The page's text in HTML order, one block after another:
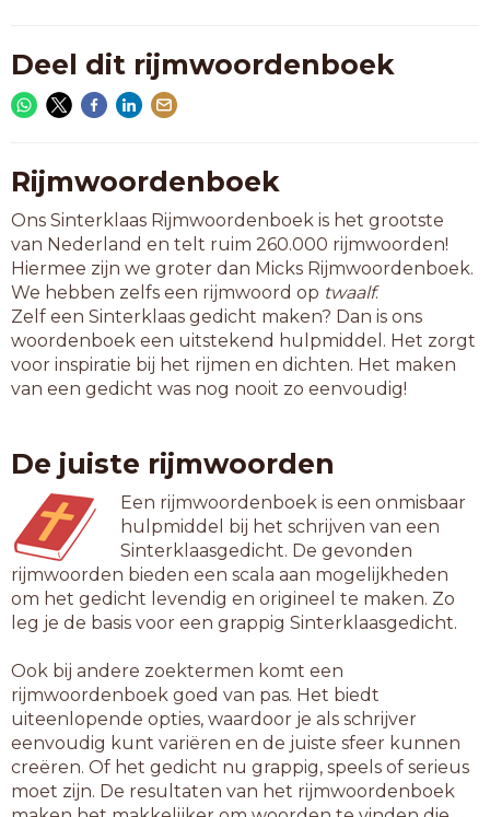
woudapen
9-letterwoorden
bremrapen
esculapen
geschapen
handwapen
java-apen
kernwapen
knolrapen
koolrapen
ontslapen
resusapen
tekenapen
verslapen
vuurwapen
zandrapen
10-letterwoorden
actiewapen
atoomwapen
berberapen
boordwapen
diana-apen
doorslapen
edelknapen
Deel dit rijmwoordenboek
Rijmwoordenboek
Ons Sinterklaas Rijmwoordenboek is het grootste
van Nederland en telt ruim 260.000 rijmwoorden!
Hiermee zijn we groter dan Micks Rijmwoordenboek.
We hebben zelfs een rijmwoord op twaalf.
Zelf een Sinterklaas gedicht maken? Dan is ons
woordenboek een uitstekend hulpmiddel. Het zorgt
voor inspiratie bij het rijmen en dichten. Het maken
van een gedicht was nog nooit zo eenvoudig!
De juiste rijmwoorden
Een rijmwoordenboek is een onmisbaar
hulpmiddel bij het schrijven van een
Sinterklaasgedicht. De gevonden
rijmwoorden bieden een scala aan mogelijkheden
om het gedicht levendig en origineel te maken. Zo
leg je de basis voor een grappig Sinterklaasgedicht.
Ook bij andere zoektermen komt een
rijmwoordenboek goed van pas. Het biedt
uiteenlopende opties, waardoor je als schrijver
eenvoudig kunt variëren en de juiste sfeer kunnen
creëren. Of het gedicht nu grappig, speels of serieus
moet zijn. De resultaten van het rijmwoordenboek